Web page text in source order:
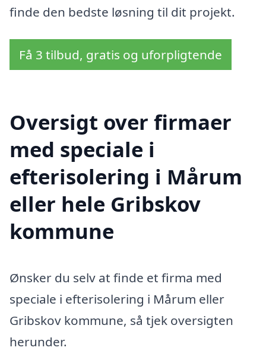
finde den bedste løsning til dit projekt.
Få 3 tilbud, gratis og uforpligtende
Oversigt over firmaer
med speciale i
efterisolering i Mårum
eller hele Gribskov
kommune
Ønsker du selv at finde et firma med
speciale i efterisolering i Mårum eller
Gribskov kommune, så tjek oversigten
herunder.